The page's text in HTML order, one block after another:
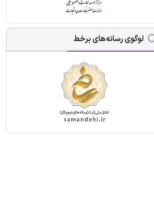
لوگوی رسانه‌های برخط